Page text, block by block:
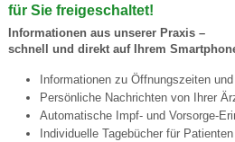
für Sie freigeschaltet!
Informationen aus unserer Praxis –
schnell und direkt auf Ihrem
Informationen zu Öffnungszeiten
Persönliche Nachrichten von Ihrer
Automatische Impf- und Vorsorge-
Individuelle Tagebücher für Patienten